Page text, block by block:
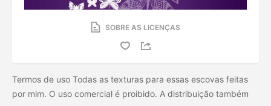
SOBRE AS LICENÇAS
Termos de uso Todas as texturas para essas escovas feitas
por mim. O uso comercial é proibido. A distribuição também